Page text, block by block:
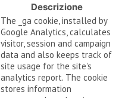
Descrizione
The _ga cookie, installed by
Google Analytics, calculates
visitor, session and campaign
data and also keeps track of
site usage for the site's
analytics report. The cookie
stores information